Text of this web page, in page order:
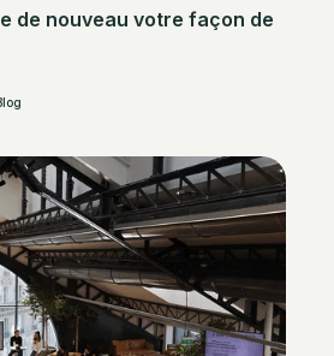
de nouveau votre façon de